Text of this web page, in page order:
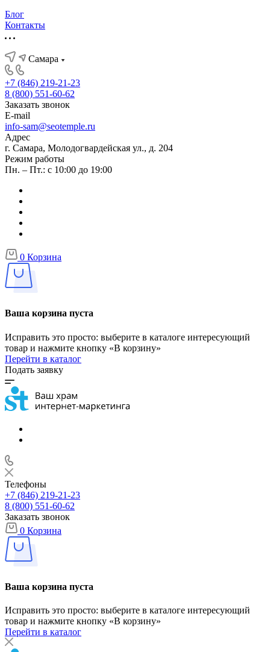
Блог
Контакты
Самара
+7 (846) 219-21-23
8 (800) 551-60-62
Заказать звонок
E-mail
info-sam@seotemple.ru
Адрес
г. Самара, Молодогвардейская ул., д. 204
Режим работы
Пн. – Пт.: с 10:00 до 19:00
0 Корзина
Ваша корзина пуста
Исправить это просто: выберите в каталоге интересующий
товар и нажмите кнопку «В корзину»
Перейти в каталог
Подать заявку
Телефоны
+7 (846) 219-21-23
8 (800) 551-60-62
Заказать звонок
0 Корзина
Ваша корзина пуста
Исправить это просто: выберите в каталоге интересующий
товар и нажмите кнопку «В корзину»
Перейти в каталог